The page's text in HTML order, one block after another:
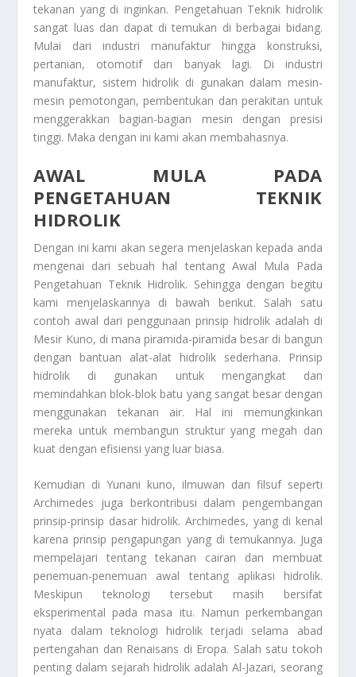
tekanan yang di inginkan. Pengetahuan Teknik hidrolik
sangat luas dan dapat di temukan di berbagai bidang.
Mulai dari industri manufaktur hingga konstruksi,
pertanian, otomotif dan banyak lagi. Di industri
manufaktur, sistem hidrolik di gunakan dalam mesin-
mesin pemotongan, pembentukan dan perakitan untuk
menggerakkan bagian-bagian mesin dengan presisi
tinggi. Maka dengan ini kami akan membahasnya.
AWAL MULA PADA
PENGETAHUAN TEKNIK
HIDROLIK
Dengan ini kami akan segera menjelaskan kepada anda
mengenai dari sebuah hal tentang Awal Mula Pada
Pengetahuan Teknik Hidrolik. Sehingga dengan begitu
kami menjelaskannya di bawah berikut. Salah satu
contoh awal dari penggunaan prinsip hidrolik adalah di
Mesir Kuno, di mana piramida-piramida besar di bangun
dengan bantuan alat-alat hidrolik sederhana. Prinsip
hidrolik di gunakan untuk mengangkat dan
memindahkan blok-blok batu yang sangat besar dengan
menggunakan tekanan air. Hal ini memungkinkan
mereka untuk membangun struktur yang megah dan
kuat dengan efisiensi yang luar biasa.
Kemudian di Yunani kuno, ilmuwan dan filsuf seperti
Archimedes juga berkontribusi dalam pengembangan
prinsip-prinsip dasar hidrolik. Archimedes, yang di kenal
karena prinsip pengapungan yang di temukannya. Juga
mempelajari tentang tekanan cairan dan membuat
penemuan-penemuan awal tentang aplikasi hidrolik.
Meskipun teknologi tersebut masih bersifat
eksperimental pada masa itu. Namun perkembangan
nyata dalam teknologi hidrolik terjadi selama abad
pertengahan dan Renaisans di Eropa. Salah satu tokoh
penting dalam sejarah hidrolik adalah Al-Jazari, seorang